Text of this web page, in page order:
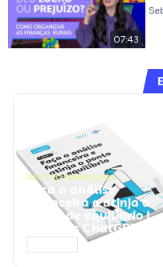
07:43
GESTÃO FINANCEIRA
Faça a análise
financeira e atinja o
ponto de equilíbrio |
Prompts ChatGPT